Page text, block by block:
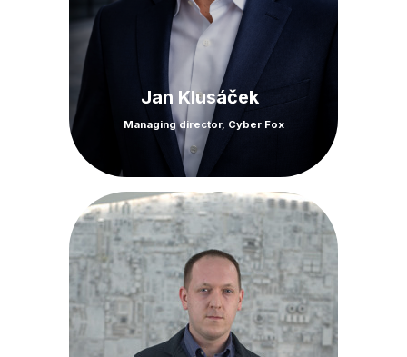
Jan Klusáček
Managing director, Cyber Fox